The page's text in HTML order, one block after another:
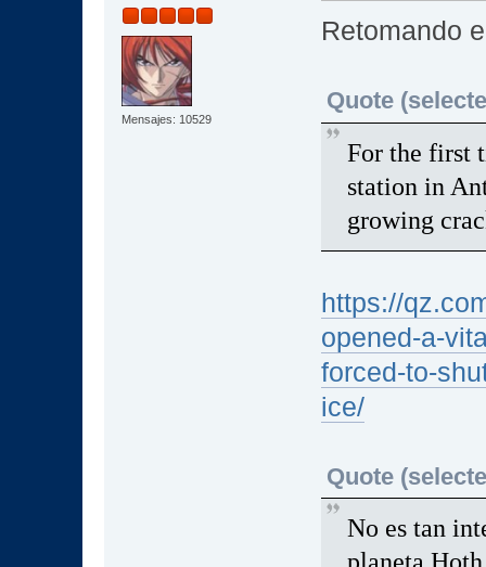
Mensajes: 10529
Retomando
Quote
For the first
station in
growing
https://
opened-a-
forced-to-
ice/
Quote
No es tan